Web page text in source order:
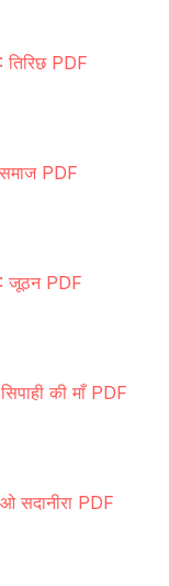
PDF
PDF
जूठन PDF
की माँ PDF
PDF